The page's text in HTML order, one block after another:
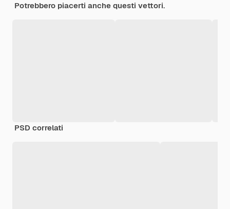
Potrebbero piacerti anche questi vettori.
PSD correlati